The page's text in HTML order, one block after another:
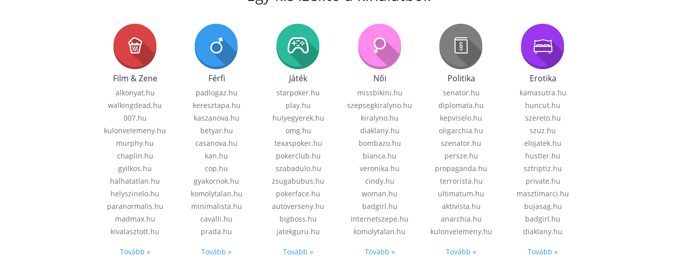
Film & Zene
alkonyat.hu
walkingdead.hu
007.hu
kulonvelemeny.hu
murphy.hu
chaplin.hu
gyilkos.hu
halhatatlan.hu
helyszinelo.hu
paranormalis.hu
madmax.hu
kivalasztott.hu
Tovább »
Férfi
padlogaz.hu
keresztapa.hu
kaszanova.hu
betyar.hu
casanova.hu
kan.hu
cop.hu
gyakornok.hu
komolytalan.hu
minimalista.hu
cavalli.hu
prada.hu
Tovább »
Játék
starpoker.hu
play.hu
hulyegyerek.hu
omg.hu
texaspoker.hu
pokerclub.hu
szabadulo.hu
zsugabubus.hu
pokerface.hu
autoverseny.hu
bigboss.hu
jatekguru.hu
Tovább »
Női
missbikini.hu
szepsegkiralyno.hu
kiralyno.hu
diaklany.hu
bombazo.hu
bianca.hu
veronika.hu
cindy.hu
woman.hu
badgirl.hu
internetszepe.hu
komolytalan.hu
Tovább »
Politika
senator.hu
diplomata.hu
kepviselo.hu
oligarchia.hu
szenator.hu
persze.hu
propaganda.hu
terrorista.hu
ultimatum.hu
aktivista.hu
anarchia.hu
kulonvelemeny.hu
Tovább »
Erotika
kamasutra.hu
huncut.hu
szereto.hu
szuz.hu
elojatek.hu
hustler.hu
sztriptiz.hu
private.hu
masztimarci.hu
bujasag.hu
badgirl.hu
diaklany.hu
Tovább »